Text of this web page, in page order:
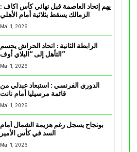
يهم إتحاد العاصمة قبل نهائي كأس اكاف :
Mai 1, 2026
الرابطة الثانية : اتحاد الحراش يحسم
التأهل إلى “البلاي أوف”
Mai 1, 2026
الدوري الفرنسي : استبعاد عبدلي من
قائمة مرسيليا أمام نانت
Mai 1, 2026
بونجاح يسجل رغم هزيمة الشمال أمام
السد في كأس الأمير
Mai 1, 2026